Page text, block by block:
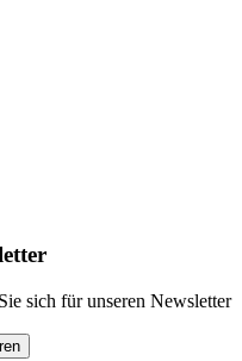
sich für unseren Newsletter